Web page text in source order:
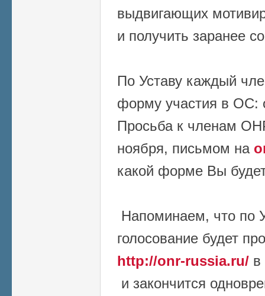
выдвигающих
и получить заранее
По Уставу каждый
форму участия в ОС:
Просьба к членам
ноября, письмом на
какой форме Вы
Напоминаем, что по
голосование будет
http://onr-russia.ru/ в
и закончится